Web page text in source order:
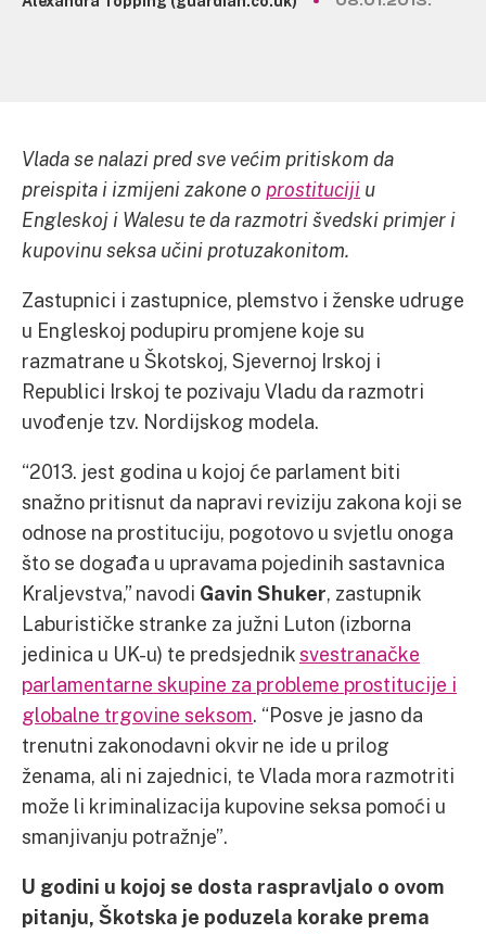
Vlada se nalazi pred sve većim pritiskom da
preispita i izmijeni zakone o prostituciji u
Engleskoj i Walesu te da razmotri švedski primjer i
kupovinu seksa učini protuzakonitom.
Zastupnici i zastupnice, plemstvo i ženske udruge
u Engleskoj podupiru promjene koje su
razmatrane u Škotskoj, Sjevernoj Irskoj i
Republici Irskoj te pozivaju Vladu da razmotri
uvođenje tzv. Nordijskog modela.
“2013. jest godina u kojoj će parlament biti
snažno pritisnut da napravi reviziju zakona koji se
odnose na prostituciju, pogotovo u svjetlu onoga
što se događa u upravama pojedinih sastavnica
Kraljevstva,” navodi Gavin Shuker, zastupnik
Laburističke stranke za južni Luton (izborna
jedinica u UK-u) te predsjedniksvestranačke
parlamentarne skupine za probleme prostitucije i
globalne trgovine seksom. “Posve je jasno da
trenutni zakonodavni okvir ne ide u prilog
ženama, ali ni zajednici, te Vlada mora razmotriti
može li kriminalizacija kupovine seksa pomoći u
smanjivanju potražnje”.
U godini u kojoj se dosta raspravljalo o ovom
pitanju, Škotska je poduzela korake prema